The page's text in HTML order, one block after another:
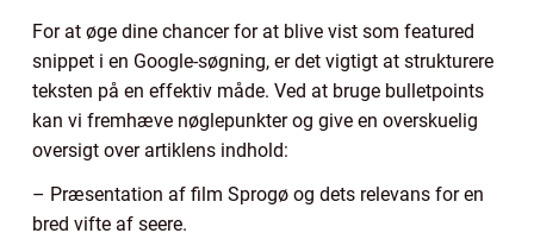
For at øge dine chancer for at blive vist som featured
snippet i en Google-søgning, er det vigtigt at strukturere
teksten på en effektiv måde. Ved at bruge bulletpoints
kan vi fremhæve nøglepunkter og give en overskuelig
oversigt over artiklens indhold:
– Præsentation af film Sprogø og dets relevans for en
bred vifte af seere.